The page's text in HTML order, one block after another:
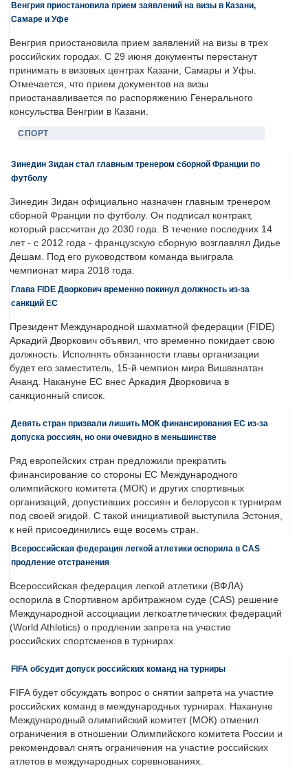
Венгрия приостановила прием заявлений на визы в Казани,
Самаре и Уфе
Венгрия приостановила прием заявлений на визы в трех
российских городах. С 29 июня документы перестанут
принимать в визовых центрах Казани, Самары и Уфы.
Отмечается, что прием документов на визы
приостанавливается по распоряжению Генерального
консульства Венгрии в Казани.
СПОРТ
Зинедин Зидан стал главным тренером сборной Франции по
футболу
Зинедин Зидан официально назначен главным тренером
сборной Франции по футболу. Он подписал контракт,
который рассчитан до 2030 года. В течение последних 14
лет - с 2012 года - французскую сборную возглавлял Дидье
Дешам. Под его руководством команда выиграла
чемпионат мира 2018 года.
Глава FIDE Дворкович временно покинул должность из-за
санкций ЕС
Президент Международной шахматной федерации (FIDE)
Аркадий Дворкович объявил, что временно покидает свою
должность. Исполнять обязанности главы организации
будет его заместитель, 15-й чемпион мира Вишванатан
Ананд. Накануне ЕС внес Аркадия Дворковича в
санкционный список.
Девять стран призвали лишить МОК финансирования ЕС из-за
допуска россиян, но они очевидно в меньшинстве
Ряд европейских стран предложили прекратить
финансирование со стороны ЕС Международного
олимпийского комитета (МОК) и других спортивных
организаций, допустивших россиян и белорусов к турнирам
под своей эгидой. С такой инициативой выступила Эстония,
к ней присоединились еще восемь стран.
Всероссийская федерация легкой атлетики оспорила в CAS
продление отстранения
Всероссийская федерация легкой атлетики (ВФЛА)
оспорила в Спортивном арбитражном суде (CAS) решение
Международной ассоциации легкоатлетических федераций
(World Athletics) о продлении запрета на участие
российских спортсменов в турнирах.
FIFA обсудит допуск российских команд на турниры
FIFA будет обсуждать вопрос о снятии запрета на участие
российских команд в международных турнирах. Накануне
Международный олимпийский комитет (МОК) отменил
ограничения в отношении Олимпийского комитета России и
рекомендовал снять ограничения на участие российских
атлетов в международных соревнованиях.